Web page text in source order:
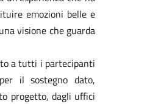
emozioni belle e
visione che guarda
a tutti i partecipanti
il sostegno dato,
progetto, dagli uffici